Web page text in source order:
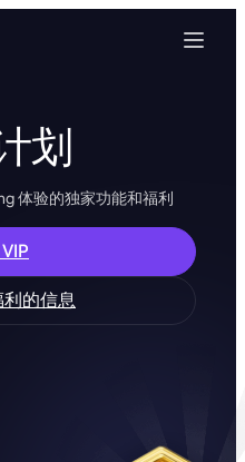
划
体验的独家功能和福利
的信息